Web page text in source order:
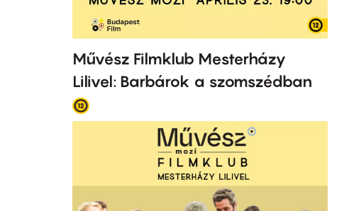
Művész Filmklub Mesterházy
Lilivel: Barbárok a szomszédban